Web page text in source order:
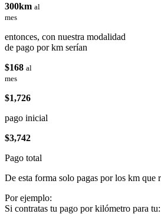
300km al
mes
entonces, con nuestra modalidad
de pago por km serían
$168 al
mes
$1,726
pago inicial
$3,742
Pago total
De esta forma solo pagas por los km que
Por ejemplo:
Si contratas tu pago por kilómetro para tu: